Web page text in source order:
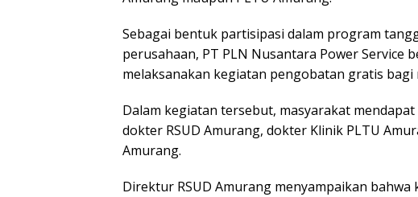
Sebagai bentuk partisipasi dalam program
perusahaan, PT PLN Nusantara Power Service
melaksanakan kegiatan pengobatan gratis bagi
Dalam kegiatan tersebut, masyarakat
dokter RSUD Amurang, dokter Klinik PLTU
Amurang.
Direktur RSUD Amurang menyampaikan